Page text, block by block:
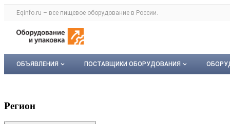
Раздел навигации по сайту eqinfo.ru
Eqinfo.ru – все пищевое оборудование в России.
Авторизация и меню пользователя
Навигация по разделам сайта eqinfo.ru
ОБЪЯВЛЕНИЯ
Мои объявления
ПОСТАВЩИКИ ОБОРУДОВАНИЯ
XXIII Международная
Фильтры
Регион